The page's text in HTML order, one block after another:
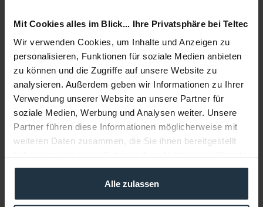
Mit Cookies alles im Blick... Ihre Privatsphäre bei Teltec
Wir verwenden Cookies, um Inhalte und Anzeigen zu
personalisieren, Funktionen für soziale Medien anbieten
zu können und die Zugriffe auf unsere Website zu
analysieren. Außerdem geben wir Informationen zu Ihrer
Verwendung unserer Website an unsere Partner für
soziale Medien, Werbung und Analysen weiter. Unsere
Partner führen diese Informationen möglicherweise mit
weiteren Daten zusammen, die Sie ihnen bereitgestellt
gesammelt haben.
Alle zulassen
Infos zu Hersteller & Produktsicherheit
Folgende Infos zum Hersteller sind verfübar...... mehr
Weitere Artikel von Wooden Camera ansehen